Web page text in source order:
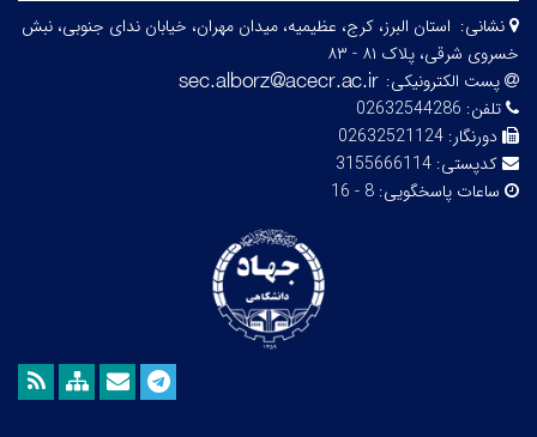
نشانی: استان البرز، کرج، عظیمیه، میدان مهران، خیابان ندای جنوبی، نبش
خسروی شرقی، پلاک ۸۱ - ۸۳
پست الکترونیکی:
تلفن: 02632544286
دورنگار: 02632521124
کدپستی: 3155666114
ساعات پاسخگویی: 8 - 16